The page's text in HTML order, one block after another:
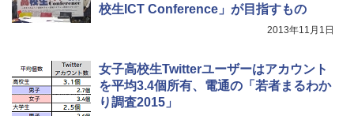
校生ICT Conference」が目指すもの
2013年11月1日
女子高校生Twitterユーザーはアカウント
を平均3.4個所有、電通の「若者まるわか
り調査2015」